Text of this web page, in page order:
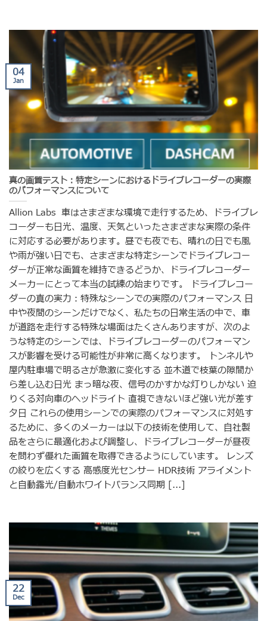
真の画質テスト：特定シーンにおけるドライブレコーダーの実際
のパフォーマンスについて
Allion Labs 車はさまざまな環境で走行するため、ドライブレ
コーダーも日光、温度、天気といったさまざまな実際の条件
に対応する必要があります。昼でも夜でも、晴れの日でも風
や雨が強い日でも、さまざまな特定シーンでドライブレコー
ダーが正常な画質を維持できるどうか、ドライブレコーダー
メーカーにとって本当の試練の始まりです。 ドライブレコー
ダーの真の実力：特殊なシーンでの実際のパフォーマンス 日
中や夜間のシーンだけでなく、私たちの日常生活の中で、車
が道路を走行する特殊な場面はたくさんありますが、次のよ
うな特定のシーンでは、ドライブレコーダーのパフォーマン
スが影響を受ける可能性が非常に高くなります。 トンネルや
屋内駐車場で明るさが急激に変化する 並木道で枝葉の隙間か
ら差し込む日光 まっ暗な夜、信号のかすかな灯りしかない 迫
りくる対向車のヘッドライト 直視できないほど強い光が差す
夕日 これらの使用シーンでの実際のパフォーマンスに対処す
るために、多くのメーカーは以下の技術を使用して、自社製
品をさらに最適化および調整し、ドライブレコーダーが昼夜
を問わず優れた画質を取得できるようにしています。 レンズ
の絞りを広くする 高感度光センサー HDR技術 アライメント
と自動露光/自動ホワイトバランス同期 [...]
04
Jan
22
Dec